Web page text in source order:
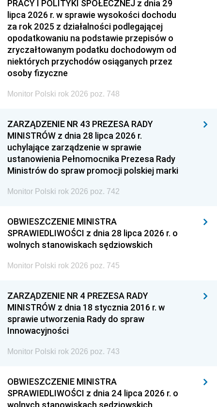
PRACY I POLITYKI SPOŁECZNEJ z dnia 29
lipca 2026 r. w sprawie wysokości dochodu
za rok 2025 z działalności podlegającej
opodatkowaniu na podstawie przepisów o
zryczałtowanym podatku dochodowym od
niektórych przychodów osiąganych przez
osoby fizyczne
Monitor Polski rok 2026 poz. 748
ZARZĄDZENIE NR 43 PREZESA RADY
MINISTRÓW z dnia 28 lipca 2026 r.
uchylające zarządzenie w sprawie
ustanowienia Pełnomocnika Prezesa Rady
Ministrów do spraw promocji polskiej marki
Monitor Polski rok 2026 poz. 742
OBWIESZCZENIE MINISTRA
SPRAWIEDLIWOŚCI z dnia 28 lipca 2026 r. o
wolnych stanowiskach sędziowskich
Monitor Polski rok 2026 poz. 745
ZARZĄDZENIE NR 4 PREZESA RADY
MINISTRÓW z dnia 18 stycznia 2016 r. w
sprawie utworzenia Rady do spraw
Innowacyjności
Monitor Polski rok 2026 poz. 743
OBWIESZCZENIE MINISTRA
SPRAWIEDLIWOŚCI z dnia 24 lipca 2026 r. o